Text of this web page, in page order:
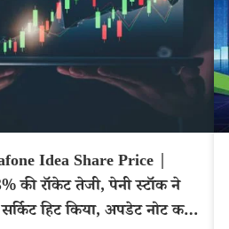
Idea Share Price |
की रॉकेट तेजी, पेनी स्टॉक ने
हिट किया, अपडेट नोट करे